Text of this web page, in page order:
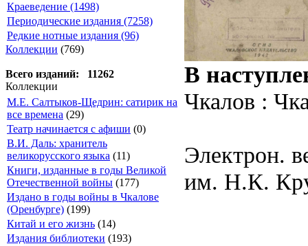
Краеведение (1498)
Периодические издания (7258)
Редкие нотные издания (96)
Коллекции (769)
Всего изданий: 11262
Коллекции
М.Е. Салтыков-Щедрин: сатирик на
все времена (29)
Театр начинается с афиши (0)
В.И. Даль: хранитель
великорусского языка (11)
Книги, изданные в годы Великой
Отечественной войны (177)
Издано в годы войны в Чкалове
(Оренбурге) (199)
Китай и его жизнь (14)
Издания библиотеки (193)
В
Чкалов :
Электрон.
им. Н.К.